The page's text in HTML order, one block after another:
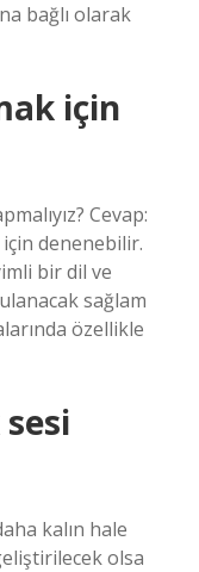
bağlı olarak
için
Cevap:
için denenebilir.
bir dil ve
sağlam
özellikle
kalın hale
olsa